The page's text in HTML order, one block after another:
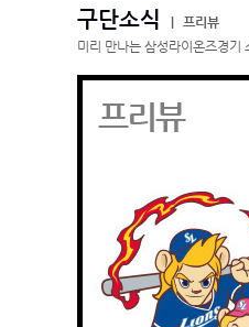
구단소식
프리뷰
미리 만나는 삼성라이온즈경기
프리뷰